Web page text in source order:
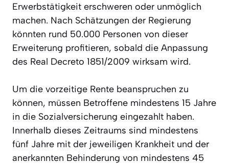
Erwerbstätigkeit erschweren oder unmöglich
machen. Nach Schätzungen der Regierung
könnten rund 50.000 Personen von dieser
Erweiterung profitieren, sobald die Anpassung
des Real Decreto 1851/2009 wirksam wird.
Um die vorzeitige Rente beanspruchen zu
können, müssen Betroffene mindestens 15 Jahre
in die Sozialversicherung eingezahlt haben.
Innerhalb dieses Zeitraums sind mindestens
fünf Jahre mit der jeweiligen Krankheit und der
anerkannten Behinderung von mindestens 45